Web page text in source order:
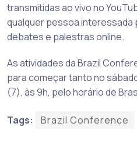
transmitidas ao vivo no
qualquer pessoa interessada
debates e palestras online.
As atividades da Brazil
para começar tanto no
(7), às 9h, pelo horário de
Tags: Brazil Conference